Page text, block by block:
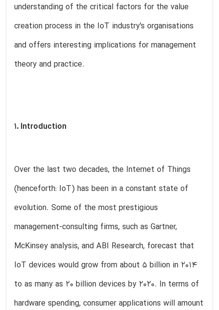
understanding of the critical factors for the value
creation process in the IoT industry's organisations
and offers interesting implications for management
theory and practice.
1. Introduction
Over the last two decades, the Internet of Things
(henceforth: IoT) has been in a constant state of
evolution. Some of the most prestigious
management-consulting firms, such as Gartner,
McKinsey analysis, and ABI Research, forecast that
IoT devices would grow from about 5 billion in 2014
to as many as 20 billion devices by 2020. In terms of
hardware spending, consumer applications will amount